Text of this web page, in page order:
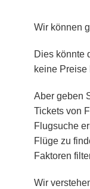
Wir können
Dies könnte
keine Preise
Aber geben
Tickets von
Flugsuche
Flüge zu
Faktoren
Wir